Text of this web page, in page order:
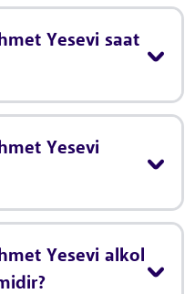
Yesevi saat
Yesevi
Yesevi alkol